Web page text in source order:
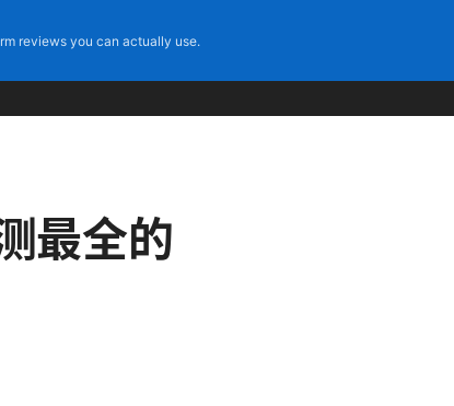
reviews you can actually use.
最全的